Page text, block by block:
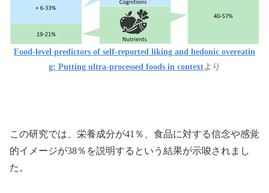
Food-level predictors of self-reported liking and hedonic overeatin
g: Putting ultra-processed foods in contextより
この研究では、栄養成分が41％、食品に対する信念や感覚
的イメージが38％を説明するという結果が示唆されまし
た。